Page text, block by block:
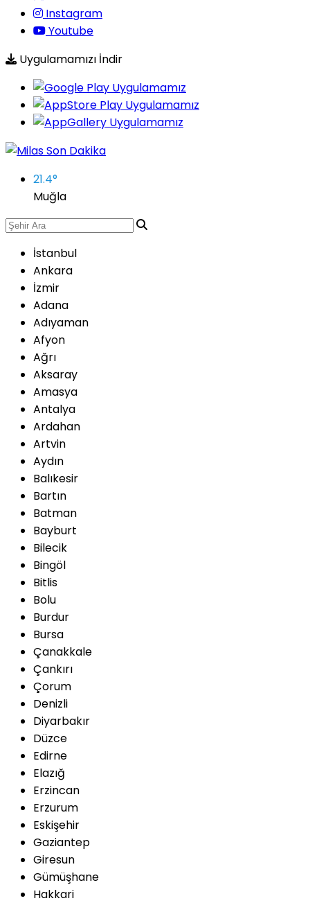
Instagram
Youtube
Uygulamamızı İndir
21.4°
Muğla
İstanbul
Ankara
İzmir
Adana
Adıyaman
Afyon
Ağrı
Aksaray
Amasya
Antalya
Ardahan
Artvin
Aydın
Balıkesir
Bartın
Batman
Bayburt
Bilecik
Bingöl
Bitlis
Bolu
Burdur
Bursa
Çanakkale
Çankırı
Çorum
Denizli
Diyarbakır
Düzce
Edirne
Elazığ
Erzincan
Erzurum
Eskişehir
Gaziantep
Giresun
Gümüşhane
Hakkari